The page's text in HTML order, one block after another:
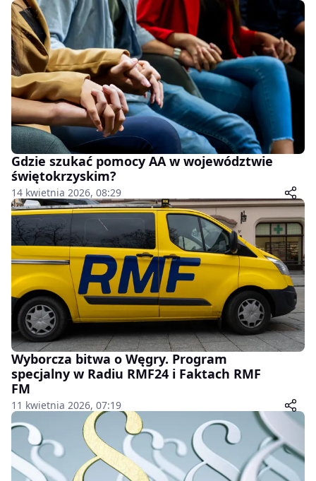
Gdzie szukać pomocy AA w województwie
świętokrzyskim?
14 kwietnia 2026, 08:29
Wyborcza bitwa o Węgry. Program
specjalny w Radiu RMF24 i Faktach RMF
FM
11 kwietnia 2026, 07:19